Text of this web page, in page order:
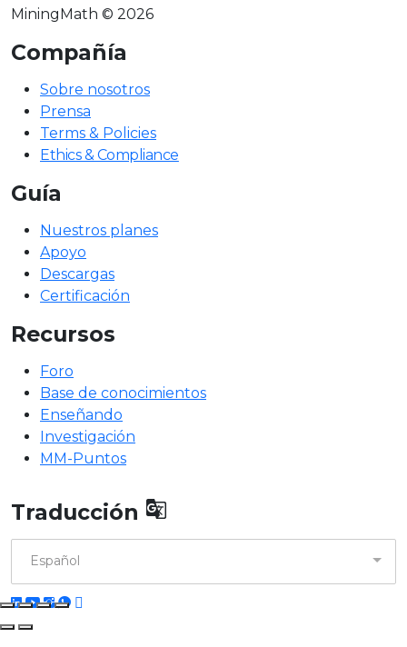
MiningMath © 2026
Compañía
Sobre nosotros
Prensa
Terms & Policies
Ethics & Compliance
Guía
Nuestros planes
Apoyo
Descargas
Certificación
Recursos
Foro
Base de conocimientos
Enseñando
Investigación
MM-Puntos
Traducción 